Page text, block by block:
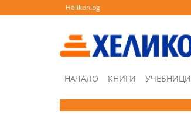
Helikon.bg
НАЧАЛО КНИГИ УЧЕБНИЦИ